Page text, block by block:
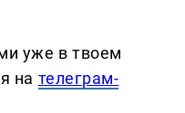
уже в твоем
на телеграм-